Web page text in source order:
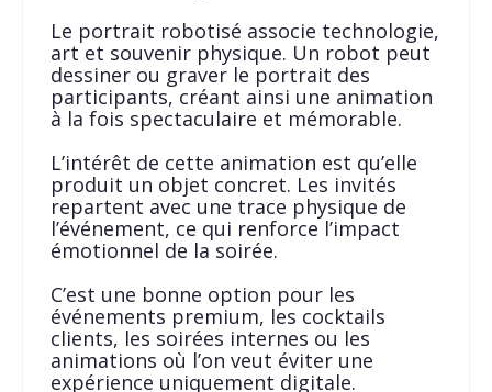
Le portrait robotisé associe technologie,
art et souvenir physique. Un robot peut
dessiner ou graver le portrait des
participants, créant ainsi une animation
à la fois spectaculaire et mémorable.
L’intérêt de cette animation est qu’elle
produit un objet concret. Les invités
repartent avec une trace physique de
l’événement, ce qui renforce l’impact
émotionnel de la soirée.
C’est une bonne option pour les
événements premium, les cocktails
clients, les soirées internes ou les
animations où l’on veut éviter une
expérience uniquement digitale.